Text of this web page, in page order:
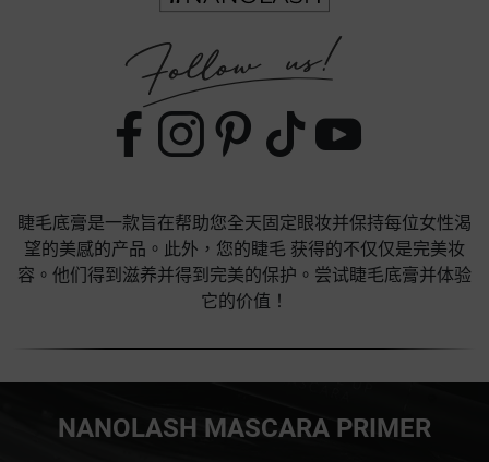
睫毛底膏是一款旨在帮助您全天固定眼妆并保持每位女性渴
望的美感的产品。此外，您的睫毛 获得的不仅仅是完美妆
容。他们得到滋养并得到完美的保护。尝试睫毛底膏并体验
它的价值！
NANOLASH MASCARA PRIMER